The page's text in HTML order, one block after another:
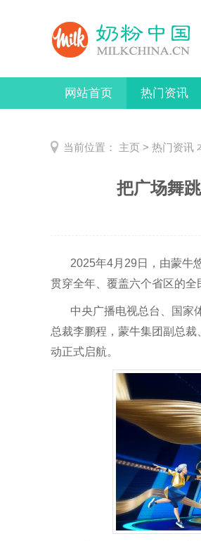
网站首页 热门资讯
当前位置： 主页 > 热门资讯
把广场舞
2025年4月29日，由蒙牛
贯穿全年、覆盖六个省区的全
中央广播电视总台、国家
总裁李鹏程，蒙牛集团副总
动正式启航。